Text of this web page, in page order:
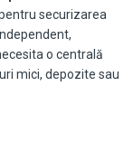
securizarea
o centrală
mici, depozite sau